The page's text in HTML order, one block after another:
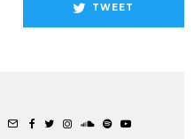
TWEET